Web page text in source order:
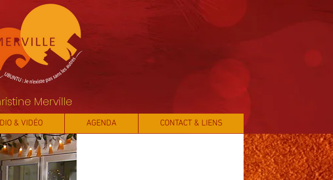
Merville
& VIDÉO AGENDA CONTACT & LIENS